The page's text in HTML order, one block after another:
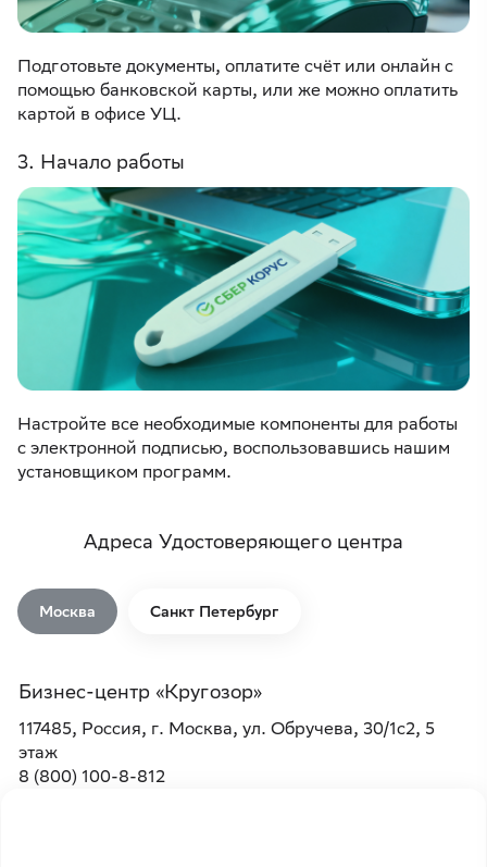
Подготовьте документы, оплатите счёт или онлайн с
помощью банковской карты, или же можно оплатить
картой в офисе УЦ.
3. Начало работы
Настройте все необходимые компоненты для работы
с электронной подписью, воспользовавшись нашим
установщиком программ.
Адреса Удостоверяющего центра
Москва Санкт Петербург
Бизнес-центр «Кругозор»
117485, Россия, г. Москва, ​ул. Обручева, 30/1с2, 5
этаж
8 (800) 100-8-812